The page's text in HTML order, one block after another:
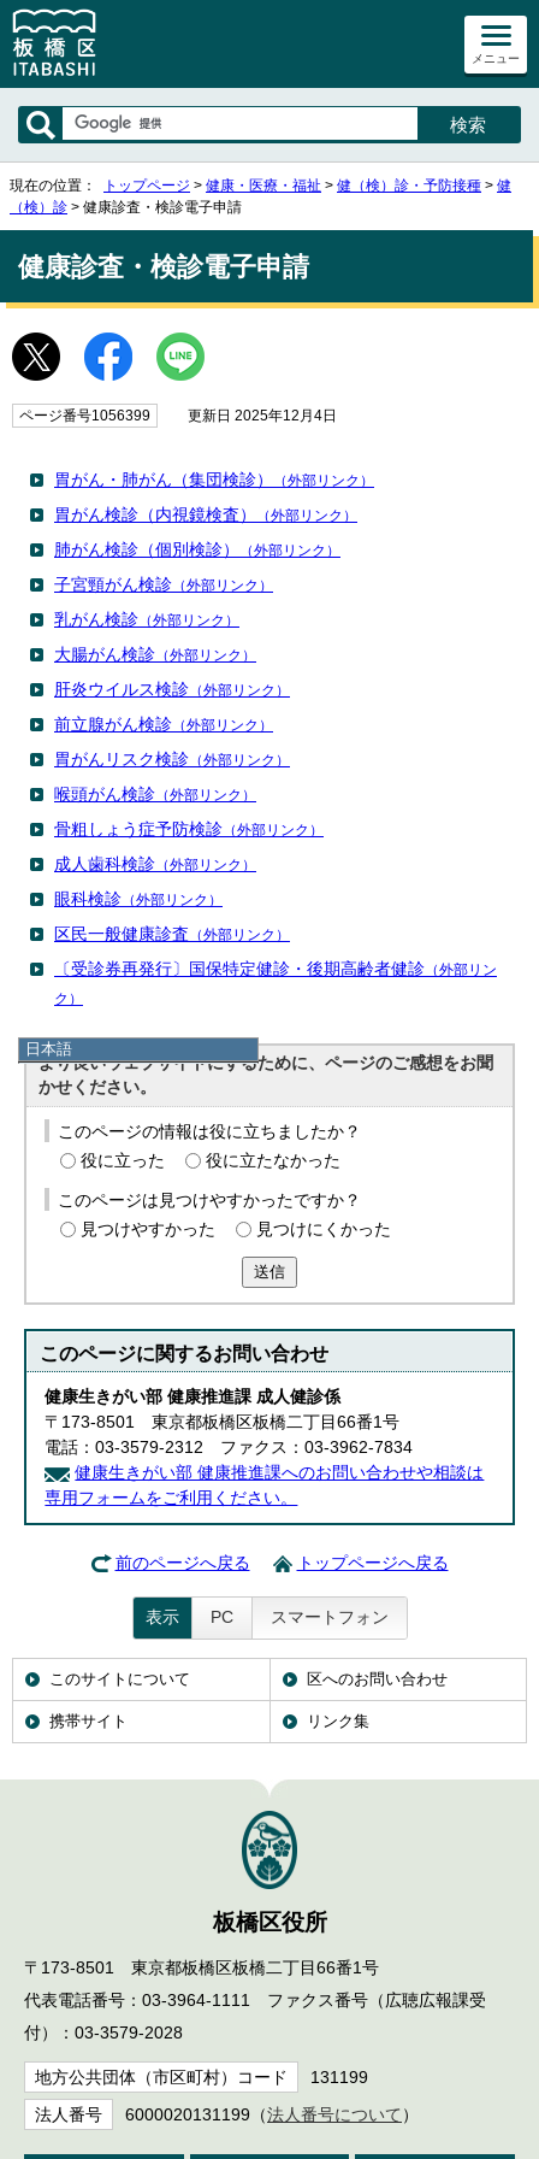
メニュー
日本語
日本語
English
한국어
简体中文
繁體中文
現在の位置： トップページ > 健康・医療・福祉 > 健（検）診・予防接種 > 健
（検）診 > 健康診査・検診電子申請
健康診査・検診電子申請
ページ番号1056399 更新日 2025年12月4日
胃がん・肺がん（集団検診） （外部リンク）
胃がん検診（内視鏡検査） （外部リンク）
肺がん検診（個別検診） （外部リンク）
子宮頸がん検診 （外部リンク）
乳がん検診 （外部リンク）
大腸がん検診 （外部リンク）
肝炎ウイルス検診 （外部リンク）
前立腺がん検診 （外部リンク）
胃がんリスク検診 （外部リンク）
喉頭がん検診 （外部リンク）
骨粗しょう症予防検診 （外部リンク）
成人歯科検診 （外部リンク）
眼科検診 （外部リンク）
区民一般健康診査 （外部リンク）
〔受診券再発行〕国保特定健診・後期高齢者健診 （外部リン
ク）
より良いウェブサイトにするために、ページのご感想をお聞
かせください。
このページの情報は役に立ちましたか？
役に立った
役に立たなかった
このページは見つけやすかったですか？
見つけやすかった
見つけにくかった
送信
このページに関するお問い合わせ
健康生きがい部 健康推進課 成人健診係
〒173-8501 東京都板橋区板橋二丁目66番1号
電話：03-3579-2312 ファクス：03-3962-7834
健康生きがい部 健康推進課へのお問い合わせや相談は
専用フォームをご利用ください。
前のページへ戻る トップページへ戻る
表示 PC スマートフォン
このサイトについて 区へのお問い合わせ
携帯サイト リンク集
板橋区役所
〒173-8501 東京都板橋区板橋二丁目66番1号
代表電話番号：03-3964-1111 ファクス番号（広聴広報課受
付）：03-3579-2028
地方公共団体（市区町村）コード 131199
法人番号 6000020131199（法人番号について ）